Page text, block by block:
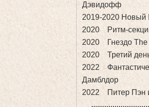
Дэвидофф
2019-2020 Новый
2020 Ритм-
2020 Гнездо The
2020 Третий
2022
Дамблдор
2022 Питер Пэн